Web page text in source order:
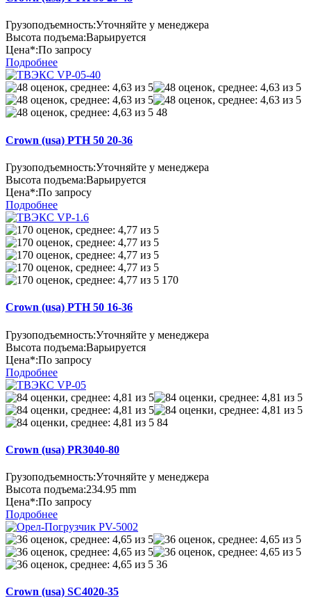
Грузоподъемность:Уточняйте у менеджера
Высота подъема:Варьируется
Цена*:По запросу
Подробнее
48
Crown (usa) PTH 50 20-36
Грузоподъемность:Уточняйте у менеджера
Высота подъема:Варьируется
Цена*:По запросу
Подробнее
170
Crown (usa) PTH 50 16-36
Грузоподъемность:Уточняйте у менеджера
Высота подъема:Варьируется
Цена*:По запросу
Подробнее
84
Crown (usa) PR3040-80
Грузоподъемность:Уточняйте у менеджера
Высота подъема:234.95 mm
Цена*:По запросу
Подробнее
36
Crown (usa) SC4020-35